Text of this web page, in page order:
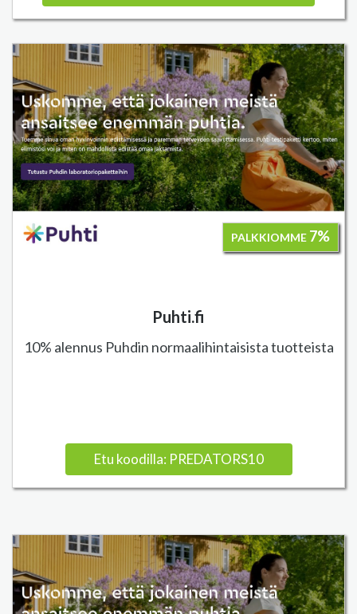
PALKKIOMME 7%
Puhti.fi
10% alennus Puhdin normaalihintaisista tuotteista
Etu koodilla: PREDATORS10